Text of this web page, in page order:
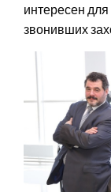
интересен
звонивших